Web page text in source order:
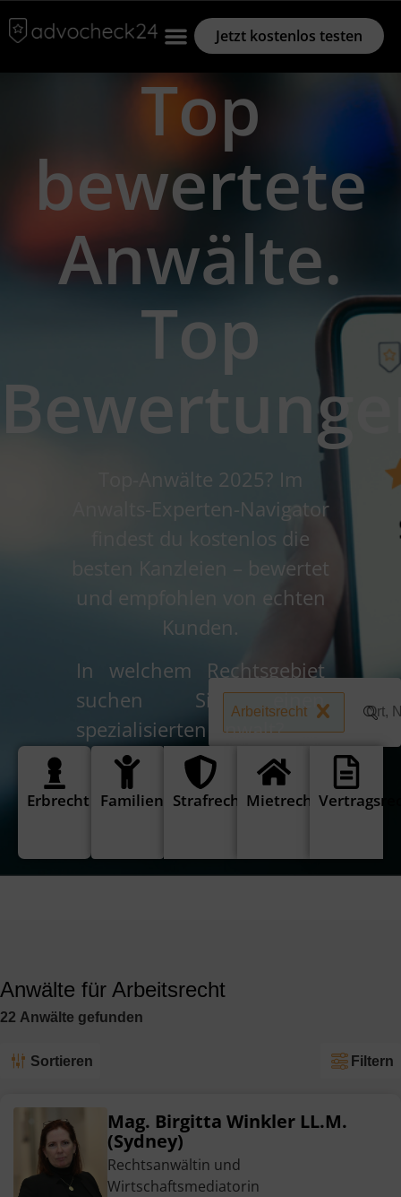
Jetzt kostenlos testen
Top
bewertete
Anwälte.
Top
Top-Anwälte 2025? Im
Anwalts-Experten-Navigator
findest du kostenlos die
besten Kanzleien – bewertet
und empfohlen von echten
Kunden.
Arbeitsrecht
In welchem Rechtsgebiet
suchen Sie einen
spezialisierten Anwalt?
Erbrecht FamilienrechtStrafrecht Mietrecht
Anwälte für Arbeitsrecht
22 Anwälte gefunden
Sortieren Filtern
Mag. Birgitta Winkler LL.M.
(Sydney)
Rechtsanwältin und
Wirtschaftsmediatorin